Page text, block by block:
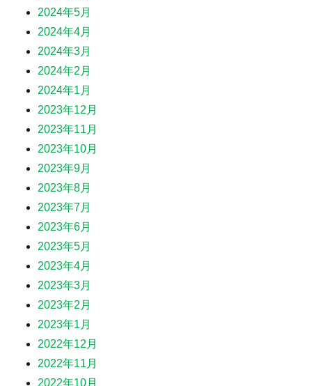
2024年5月
2024年4月
2024年3月
2024年2月
2024年1月
2023年12月
2023年11月
2023年10月
2023年9月
2023年8月
2023年7月
2023年6月
2023年5月
2023年4月
2023年3月
2023年2月
2023年1月
2022年12月
2022年11月
2022年10月